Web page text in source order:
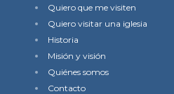
Quiero que me visiten
Quiero visitar una iglesia
Historia
Misión y visión
Quiénes somos
Contacto